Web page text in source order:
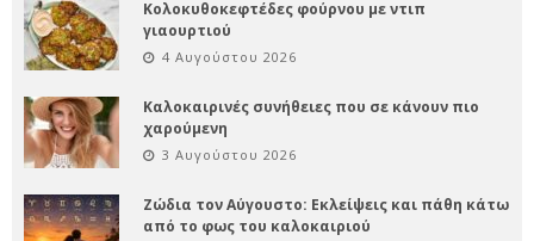
Κολοκυθοκεφτέδες φούρνου με ντιπ
γιαουρτιού
4 Αυγούστου 2026
Καλοκαιρινές συνήθειες που σε κάνουν πιο
χαρούμενη
3 Αυγούστου 2026
Ζώδια τον Αύγουστο: Εκλείψεις και πάθη κάτω
από το φως του καλοκαιριού